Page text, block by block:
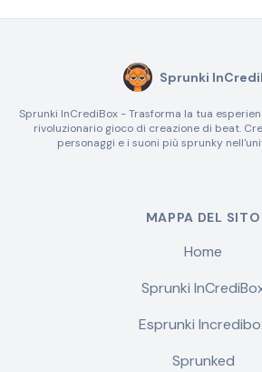
Sprunki
Sprunki InCrediBox - Trasforma la tua
rivoluzionario gioco di creazione di beat.
personaggi e i suoni più sprunky
MAPPA DEL SITO
Home
Sprunki
Esprunki
Sprunked